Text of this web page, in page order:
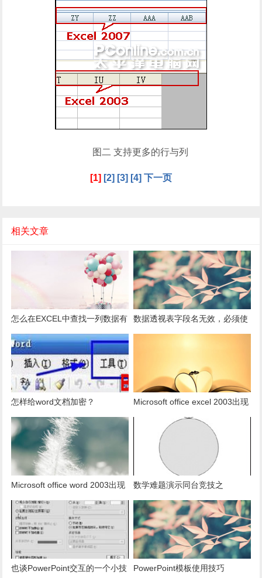
图二 支持更多的行与列
[1] [2] [3] [4] 下一页
相关文章
怎么在EXCEL中查找一列数据有
多少是重复的？
数据透视表字段名无效，必须使
怎样给word文档加密？
Microsoft office excel 2003出现
发送错误报告怎么办？
Microsoft office word 2003出现
发送错误报告怎么办？
数学难题演示同台竞技之
PowerPoint篇
也谈PowerPoint交互的一个小技 PowerPoint模板使用技巧